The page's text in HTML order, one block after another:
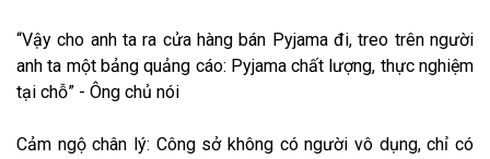
“Vậy cho anh ta ra cửa hàng bán Pyjama đi, treo trên người
anh ta một bảng quảng cáo: Pyjama chất lượng, thực nghiệm
tại chỗ” - Ông chủ nói
Cảm ngộ chân lý: Công sở không có người vô dụng, chỉ có